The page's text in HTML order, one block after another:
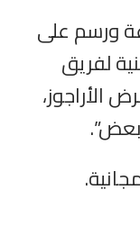
ورسم على
لفريق
الأراجوز،